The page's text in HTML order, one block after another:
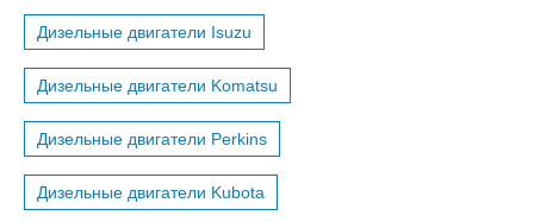
Дизельные двигатели Isuzu
Дизельные двигатели Komatsu
Дизельные двигатели Perkins
Дизельные двигатели Kubota